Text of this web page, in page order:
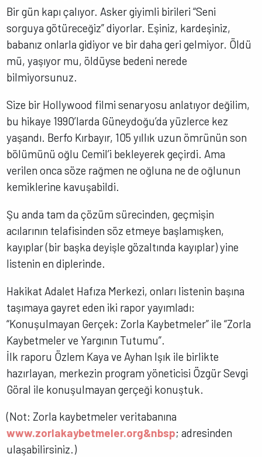
Bir gün kapı çalıyor. Asker giyimli birileri “Seni
sorguya götüreceğiz” diyorlar. Eşiniz, kardeşiniz,
babanız onlarla gidiyor ve bir daha geri gelmiyor. Öldü
mü, yaşıyor mu, öldüyse bedeni nerede
bilmiyorsunuz.
Size bir Hollywood filmi senaryosu anlatıyor değilim,
bu hikaye 1990’larda Güneydoğu’da yüzlerce kez
yaşandı. Berfo Kırbayır, 105 yıllık uzun ömrünün son
bölümünü oğlu Cemil’i bekleyerek geçirdi. Ama
verilen onca söze rağmen ne oğluna ne de oğlunun
kemiklerine kavuşabildi.
Şu anda tam da çözüm sürecinden, geçmişin
acılarının telafisinden söz etmeye başlamışken,
kayıplar (bir başka deyişle gözaltında kayıplar) yine
listenin en diplerinde.
Hakikat Adalet Hafıza Merkezi, onları listenin başına
taşımaya gayret eden iki rapor yayımladı:
“Konuşulmayan Gerçek: Zorla Kaybetmeler” ile “Zorla
Kaybetmeler ve Yargının Tutumu”.
İlk raporu Özlem Kaya ve Ayhan Işık ile birlikte
hazırlayan, merkezin program yöneticisi Özgür Sevgi
Göral ile konuşulmayan gerçeği konuştuk.
(Not: Zorla kaybetmeler veritabanına
www.zorlakaybetmeler.org&nbsp; adresinden
ulaşabilirsiniz.)